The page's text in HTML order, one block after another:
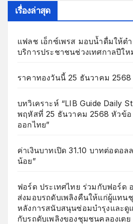
เรื่องล่าสุด
แฟลช เอ็กซ์เพรส มอบน้ำดื่มให้ต
บริการประชาชนช่วงเทศกาลปีให
ราคาทองวันนี้ 25 ธันวาคม 2568
บทวิเคราะห์ “LIB Guide Daily
พฤหัสที่ 25 ธันวาคม 2568 หัวข้อ
ออกไทย”
ค่าเงินบาทเปิด 31.10 บาทต่อดอล
น้อย”
ฟอร์ด ประเทศไทย ร่วมกับฟอร์ด
ส่งมอบรถดับเพลิงคืนให้แก่ผู้แทน
หลังการสนับสนุนซ่อมบำรุงและดู
กับรถดับเพลิงของชุมชนคลองเตย